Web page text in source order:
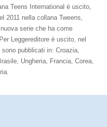
Teens International è uscito,
2011 nella collana Tweens,
serie che ha come
Leggereditore è uscito, nel
pubblicati in: Croazia,
Ungheria, Francia, Corea,